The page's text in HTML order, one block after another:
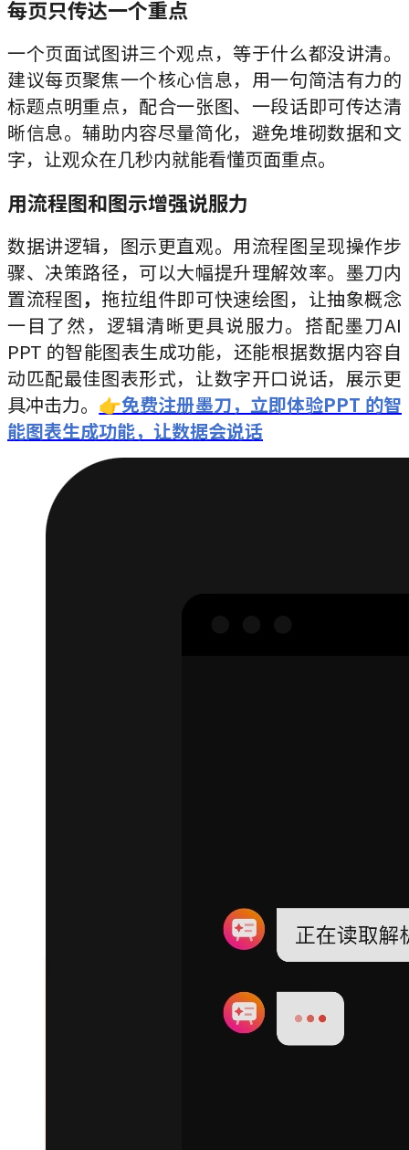
每页只传达一个重点
一个页面试图讲三个观点，等于什么都没讲清。
建议每页聚焦一个核心信息，用一句简洁有力的
标题点明重点，配合一张图、一段话即可传达清
晰信息。辅助内容尽量简化，避免堆砌数据和文
字，让观众在几秒内就能看懂页面重点。
用流程图和图示增强说服力
数据讲逻辑，图示更直观。用流程图呈现操作步
骤、决策路径，可以大幅提升理解效率。墨刀内
置流程图， 拖拉组件即可快速绘图，让抽象概念
一目了然，逻辑清晰更具说服力。搭配墨刀AI
PPT 的智能图表生成功能，还能根据数据内容自
动匹配最佳图表形式，让数字开口说话，展示更
具冲击力。 👉免费注册墨刀，立即体验PPT 的智
能图表生成功能，让数据会说话